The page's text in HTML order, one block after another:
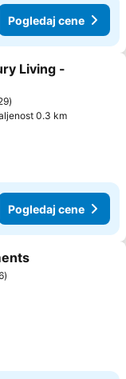
Pogledaj cene
Living -
0.3 km
Pogledaj cene